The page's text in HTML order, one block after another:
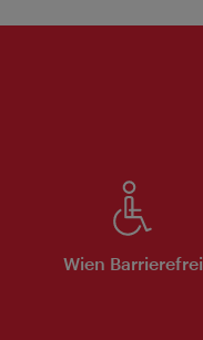
Wien Barrierefrei